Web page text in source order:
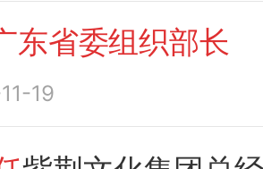
东省委组织部长
19